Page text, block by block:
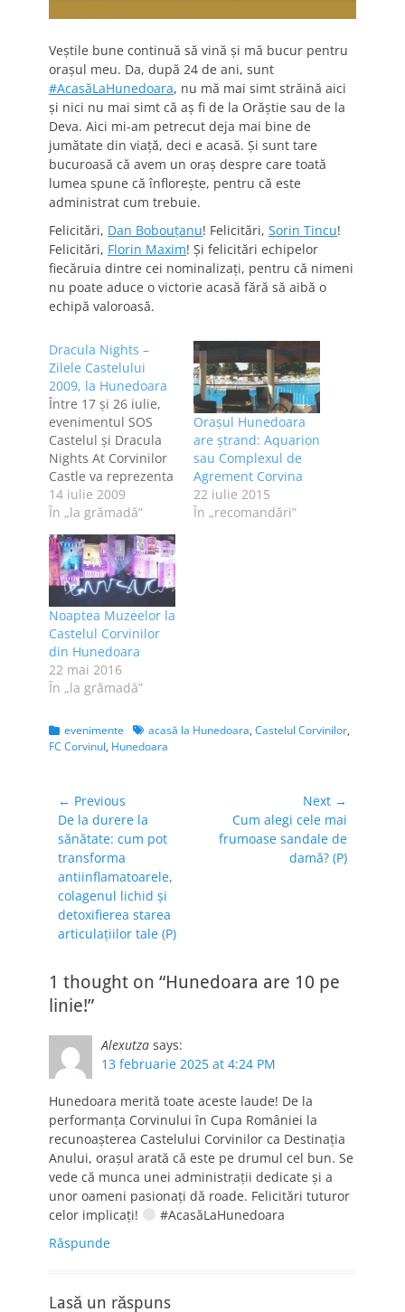
Veștile bune continuă să vină și mă bucur pentru
orașul meu. Da, după 24 de ani, sunt
#AcasăLaHunedoara, nu mă mai simt străină aici
și nici nu mai simt că aș fi de la Orăștie sau de la
Deva. Aici mi-am petrecut deja mai bine de
jumătate din viață, deci e acasă. Și sunt tare
bucuroasă că avem un oraș despre care toată
lumea spune că înflorește, pentru că este
administrat cum trebuie.
Felicitări, Dan Bobouțanu! Felicitări, Sorin Tincu!
Felicitări, Florin Maxim! Și felicitări echipelor
fiecăruia dintre cei nominalizați, pentru că nimeni
nu poate aduce o victorie acasă fără să aibă o
echipă valoroasă.
Dracula Nights –
Zilele Castelului
2009, la Hunedoara
Între 17 şi 26 iulie,
evenimentul SOS
Castelul şi Dracula
Nights At Corvinilor
Castle va reprezenta
principalul punct de
atracţie pentru
judeţul Hunedoara.
Evenimentul, care
promovează Castelul
Corvinilor, arta
medievală şi
contribuie la oferta
culturală din
Hunedoara, este
organizat de
Primăria Hunedoara,
Corvinorum Ordo
Hunedoara,
14 iulie 2009
În „la grămadă”
Orașul Hunedoara
are ștrand: Aquarion
sau Complexul de
Agrement Corvina
22 iulie 2015
În „recomandări”
Noaptea Muzeelor la
Castelul Corvinilor
din Hunedoara
22 mai 2016
În „la grămadă”
Categories
evenimente Tagsacasă la Hunedoara, Castelul Corvinilor,
FC Corvinul, Hunedoara
Navigare
în
articole
← Previous
Previous
post:
De la durere la
sănătate: cum pot
transforma
antiinflamatoarele,
colagenul lichid și
detoxifierea starea
articulațiilor tale (P)
Next →
post:
Cum alegi cele mai
frumoase sandale de
damă? (P)
1 thought on “Hunedoara are 10 pe
linie!”
Alexutza says:
13 februarie 2025 at 4:24 PM
Hunedoara merită toate aceste laude! De la
performanța Corvinului în Cupa României la
recunoașterea Castelului Corvinilor ca Destinația
Anului, orașul arată că este pe drumul cel bun. Se
vede că munca unei administrații dedicate și a
unor oameni pasionați dă roade. Felicitări tuturor
celor implicați!
#AcasăLaHunedoara
Răspunde
Lasă un răspuns